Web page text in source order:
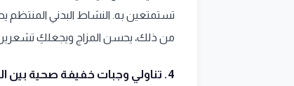
تستمتعين به. النشاط البدني المنتظم
من ذلك، يحسن المزاج ويجعلكِ
4. تناولي وجبات خفيفة صحية بين الوجبات الرئيسية